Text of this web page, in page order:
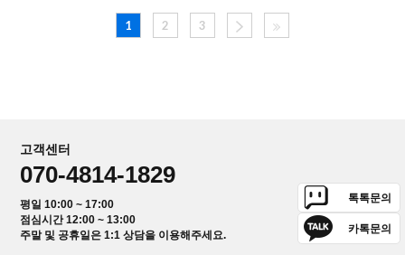
1 2 3
고객센터
070-4814-1829
평일 10:00 ~ 17:00
점심시간 12:00 ~ 13:00
주말 및 공휴일은 1:1 상담을 이용해주세요.
톡톡문의
카톡문의